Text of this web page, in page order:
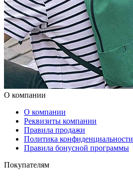
О компании
О компании
Реквизиты компании
Правила продажи
Политика конфиденциальности
Правила бонусной программы
Покупателям